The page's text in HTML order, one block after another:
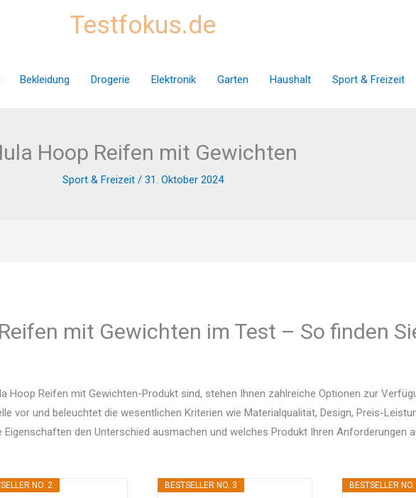
Testfokus.de
Bekleidung Drogerie Elektronik Garten Haushalt Sport & Freizeit
Hoop Reifen mit Gewichten
Sport & Freizeit/ 31. Oktober 2024
mit Gewichten im Test – So finden
Hoop Reifen mit Gewichten-Produkt sind, stehen Ihnen zahlreiche Optionen zur
vor und beleuchtet die wesentlichen Kriterien wie Materialqualität, Design, Preis-
Eigenschaften den Unterschied ausmachen und welches Produkt Ihren Anforderungen
NO. 2 BESTSELLER NO. 3 BESTSELLER